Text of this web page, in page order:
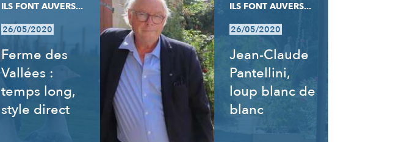
ILS FONT AUVERS...
26/05/2020
Ferme des
Vallées :
temps long,
style direct
ILS FONT AUVERS...
26/05/2020
Jean-Claude
Pantellini,
loup blanc de
blanc